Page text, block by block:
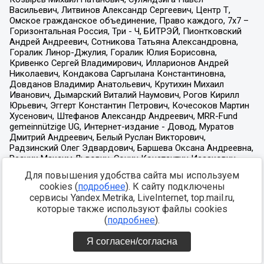
Для повышения удобства сайта мы используем
cookies (подробнее). К сайту подключены
сервисы Yandex.Metrika, LiveInternet, top.mail.ru,
которые также используют файлы cookies
(подробнее).
Я согласен/согласна